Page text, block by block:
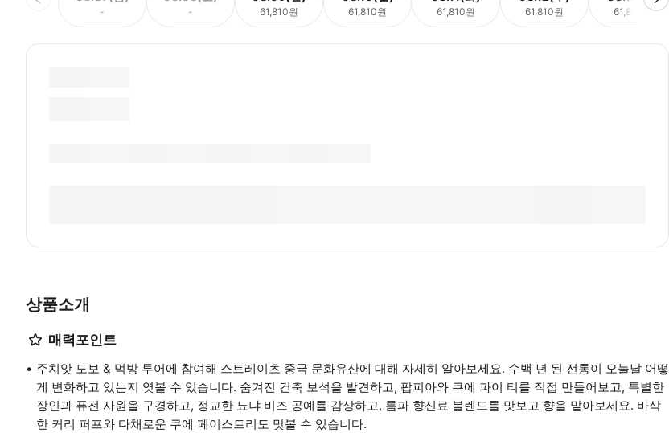
- - 61,810원 61,810원 61,810원 61,810원 61,810원
상품소개
매력포인트
주치앗 도보 & 먹방 투어에 참여해 스트레이츠 중국 문화유산에 대해 자세히 알아보세요. 수백 년 된 전통이 오늘날 어떻
게 변화하고 있는지 엿볼 수 있습니다. 숨겨진 건축 보석을 발견하고, 팝피아와 쿠에 파이 티를 직접 만들어보고, 특별한
장인과 퓨전 사원을 구경하고, 정교한 뇨냐 비즈 공예를 감상하고, 름파 향신료 블렌드를 맛보고 향을 맡아보세요. 바삭
한 커리 퍼프와 다채로운 쿠에 페이스트리도 맛볼 수 있습니다.